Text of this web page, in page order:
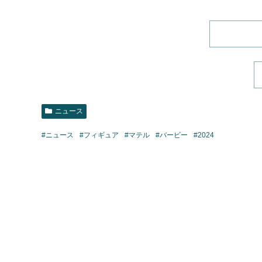
ニュース
#ニュース #フィギュア #マテル #バービー #2024